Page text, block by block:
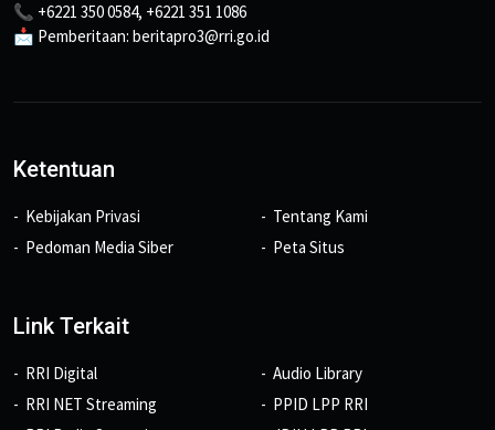
📞 +6221 350 0584, +6221 351 1086
📩 Pemberitaan: beritapro3@rri.go.id
Ketentuan
Kebijakan Privasi
Pedoman Media Siber
Tentang Kami
Peta Situs
Link Terkait
RRI Digital
RRI NET Streaming
Audio Library
PPID LPP RRI